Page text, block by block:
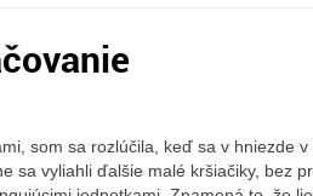
som sa rozlúčila, keď sa v hniezde v
sa vyliahli ďalšie malé kršiačiky, bez